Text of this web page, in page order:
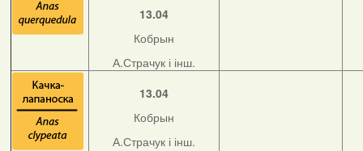
13.04
Кобрын
А.Страчук і інш.
13.04
Кобрын
А.Страчук і інш.